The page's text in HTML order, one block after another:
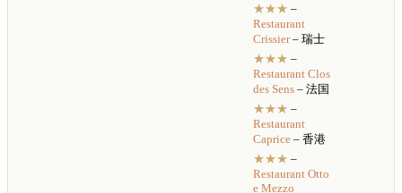
★★★ –
Restaurant
Crissier– 瑞士
★★★ –
RestaurantClos
des Sens – 法国
★★★ –
Restaurant
Caprice – 香港
★★★ –
RestaurantOtto
e Mezzo